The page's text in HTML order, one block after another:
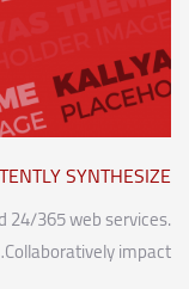
SYNTHESIZE
24/365 web services.
Collaboratively impact…